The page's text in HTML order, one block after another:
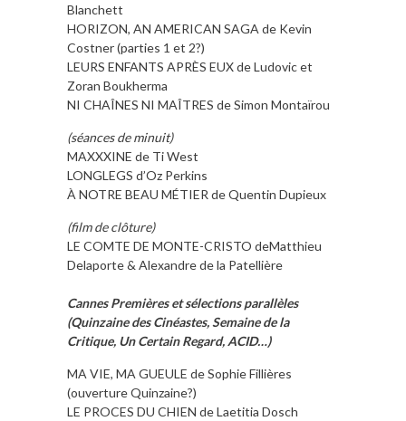
Blanchett
HORIZON, AN AMERICAN SAGA de Kevin
Costner (parties 1 et 2?)
LEURS ENFANTS APRÈS EUX de Ludovic et
Zoran Boukherma
NI CHAÎNES NI MAÎTRES de Simon Montaïrou
(séances de minuit)
MAXXXINE de Ti West
LONGLEGS d’Oz Perkins
À NOTRE BEAU MÉTIER de Quentin Dupieux
(film de clôture)
LE COMTE DE MONTE-CRISTO deMatthieu
Delaporte & Alexandre de la Patellière
Cannes Premières et sélections parallèles
(Quinzaine des Cinéastes, Semaine de la
Critique, Un Certain Regard, ACID…)
MA VIE, MA GUEULE de Sophie Fillières
(ouverture Quinzaine?)
LE PROCES DU CHIEN de Laetitia Dosch